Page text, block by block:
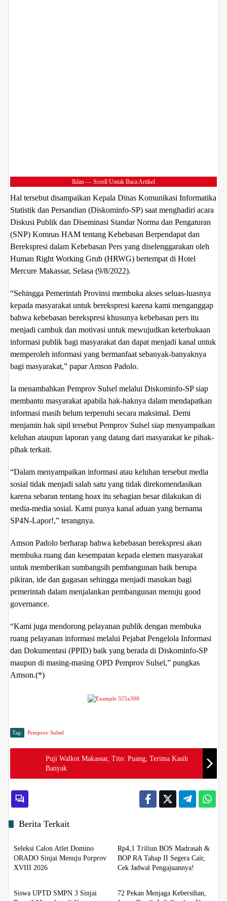
Iklan — Scroll Untuk Baca Artikel
Hal tersebut disampaikan Kepala Dinas Komunikasi Informatika
Statistik dan Persandian (Diskominfo-SP) saat menghadiri acara
Diskusi Publik dan Diseminasi Standar Norma dan Pengaturan
(SNP) Komnas HAM tentang Kebebasan Berpendapat dan
Berekspresi dalam Kebebasan Pers yang diselenggarakan oleh
Human Right Working Grub (HRWG) bertempat di Hotel
Mercure Makassar, Selasa (9/8/2022).
“Sehingga Pemerintah Provinsi membuka akses seluas-luasnya
kepada masyarakat untuk berekspresi karena kami menganggap
bahwa kebebasan berekspresi khusunya kebebasan pers itu
menjadi cambuk dan motivasi untuk mewujudkan keterbukaan
informasi publik bagi masyarakat dan dapat menjadi kanal untuk
memperoleh informasi yang bermanfaat sebanyak-banyaknya
bagi masyarakat,” papar Amson Padolo.
Ia menambahkan Pemprov Sulsel melalui Diskominfo-SP siap
membantu masyarakat apabila hak-haknya dalam mendapatkan
informasi masih belum terpenuhi secara maksimal. Demi
menjamin hak sipil tersebut Pemprov Sulsel siap menyampaikan
keluhan ataupun laporan yang datang dari masyarakat ke pihak-
pihak terkait.
“Dalam menyampaikan informasi atau keluhan tersebut media
sosial tidak menjadi salah satu yang tidak direkomendasikan
karena sebaran tentang hoax itu sebagian besar dilakukan di
media-media sosial. Kami punya kanal aduan yang bernama
SP4N-Lapor!,” terangnya.
Amson Padolo berharap bahwa kebebasan berekspresi akan
membuka ruang dan kesempatan kepada elemen masyarakat
untuk memberikan sumbangsih pembangunan baik berupa
pikiran, ide dan gagasan sehingga menjadi masukan bagi
pemerintah dalam menjalankan pembangunan menuju good
governance.
“Kami juga mendorong pelayanan publik dengan membuka
ruang pelayanan informasi melalui Pejabat Pengelola Informasi
dan Dokumentasi (PPID) baik yang berada di Diskominfo-SP
maupun di masing-masing OPD Pemprov Sulsel,” pungkas
Amson.(*)
Tag: Pemprov Sulsel
Puji Walkot Makassar, Tito: Puang, Terima Kasih
Banyak
Berita Terkait
Berita
Seleksi Calon Atlet Domino
ORADO Sinjai Menuju Porprov
XVIII 2026
Rp4,1 Triliun BOS Madrasah &
BOP RA Tahap II Segera Cair,
Cek Jadwal Pengajuannya!
Berita
Siswa UPTD SMPN 3 Sinjai
Berita
72 Pekan Menjaga Kebersihan,